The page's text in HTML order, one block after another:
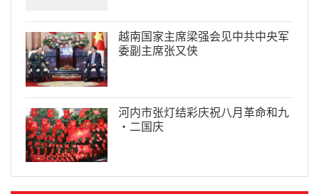
越南国家主席梁强会见中共中央军
委副主席张又侠
河内市张灯结彩庆祝八月革命和九
·二国庆